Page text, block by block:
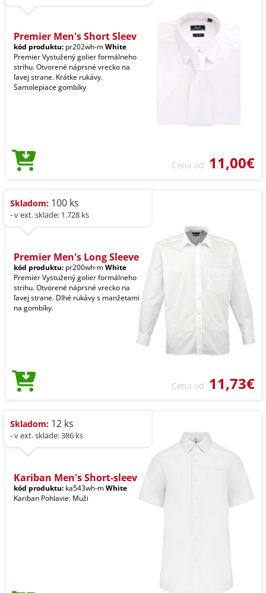
Premier Men's Short Sleev
kód produktu: pr202wh-mWhite
Premier Vystužený golier formálneho
strihu. Otvorené náprsné vrecko na
ľavej strane. Krátke rukávy.
Samolepiace gombíky
Cena od 11,00€
Skladom: 100 ks
- v ext. sklade: 1.728 ks
Premier Men's Long Sleeve
kód produktu: pr200wh-mWhite
Premier Vystužený golier formálneho
strihu. Otvorené náprsné vrecko na
ľavej strane. Dlhé rukávy s manžetami
na gombíky.
Cena od 11,73€
Skladom: 12 ks
- v ext. sklade: 386 ks
Kariban Men's Short-sleev
kód produktu: ka543wh-mWhite
Kariban Pohlavie: Muži